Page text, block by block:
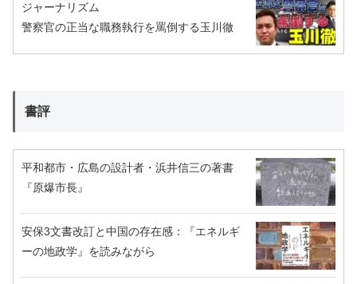
ジャーナリズム
警察官の正当な職務執行を罵倒する玉川徹
書評
平和都市・広島の設計者・浜井信三の著書
『原爆市長』
安保3文書改訂と中国の存在感：『エネルギ
ーの地政学』を読みながら